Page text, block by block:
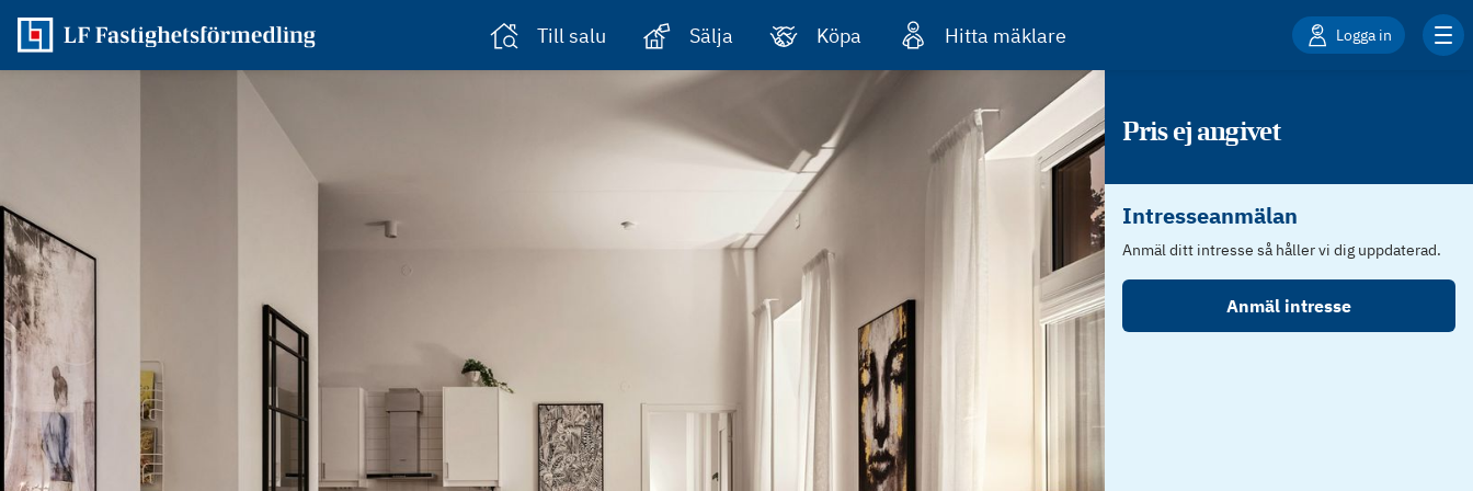
Till salu Sälja Köpa Hitta mäklare Logga in
Pris ej angivet
Intresseanmälan
Anmäl ditt intresse så håller vi dig uppdaterad.
Anmäl intresse